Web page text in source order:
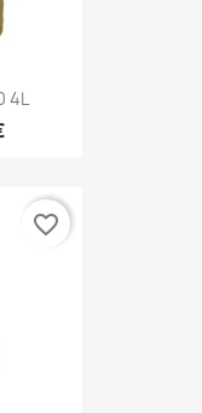
4L
favorite_border